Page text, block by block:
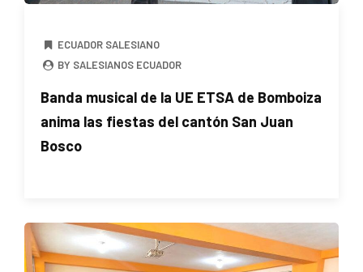
ECUADOR SALESIANO
BY SALESIANOS ECUADOR
Banda musical de la UE ETSA de Bomboiza
anima las fiestas del cantón San Juan
Bosco